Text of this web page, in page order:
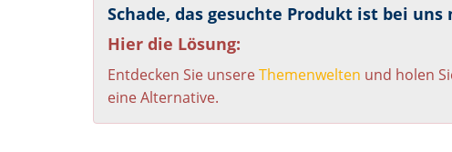
Schade, das gesuchte Produkt ist bei
Hier die Lösung:
Entdecken Sie unsereThemenwelten und holen
eine Alternative.